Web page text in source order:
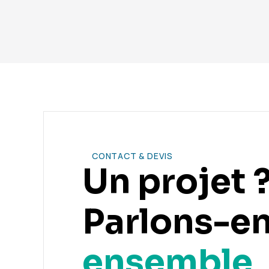
CONTACT & DEVIS
Un projet
Parlons-